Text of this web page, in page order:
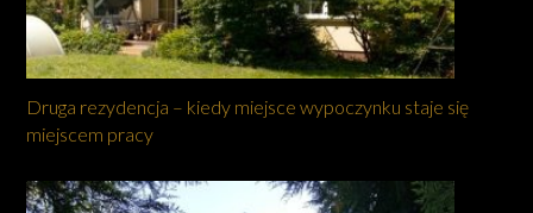
Druga rezydencja – kiedy miejsce wypoczynku staje się
miejscem pracy